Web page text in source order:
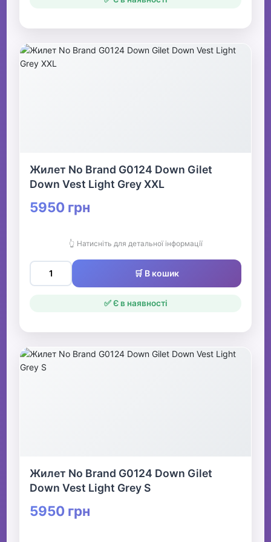
Жилет No Brand G0124 Down Gilet
Down Vest Light Grey XXL
5950 грн
👆 Натисніть для детальної інформації
🛒 В кошик
✅ Є в наявності
Жилет No Brand G0124 Down Gilet
Down Vest Light Grey S
5950 грн